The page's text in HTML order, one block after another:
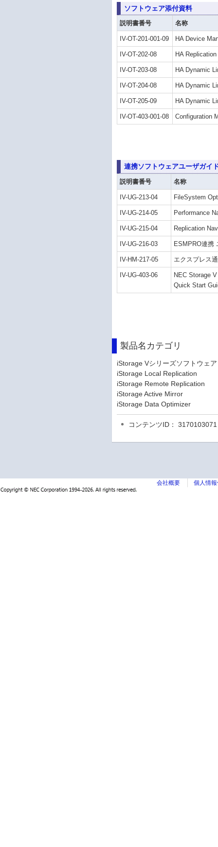
ソフトウェア添付資料
説明書番号 名称
IV-OT-201-001-09 HA Device
IV-OT-202-08 HA
IV-OT-203-08 HA Dynamic
IV-OT-204-08 HA Dynamic
IV-OT-205-09 HA Dynamic
IV-OT-403-001-08 Configuration
連携ソフトウェアユーザガイ
説明書番号 名称
IV-UG-213-04 FileSystem
IV-UG-214-05 Performance
IV-UG-215-04 Replication
IV-UG-216-03 ESMPRO連携
IV-HM-217-05 エクスプレス
IV-UG-403-06
NEC Storage
Quick Start
製品名カテゴリ
iStorage Vシリーズソフトウェア
iStorage Local Replication
iStorage Remote Replication
iStorage Active Mirror
iStorage Data Optimizer
コンテンツID： 3170103071
会社概要 個人情